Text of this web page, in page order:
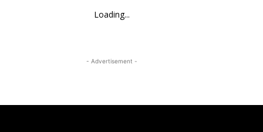
Loading...
- Advertisement -